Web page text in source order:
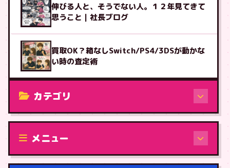
伸びる人と、そうでない人。１２年見てきて
思うこと｜社長ブログ
買取OK？箱なしSwitch/PS4/3DSが動かな
い時の査定術
カテゴリ
修理（機種から）
メニュー